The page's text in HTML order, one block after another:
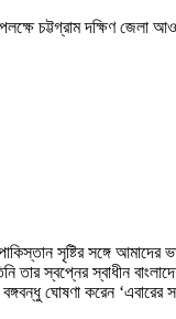
চট্টগ্রাম দক্ষিণ
সৃষ্টির সঙ্গে
তার স্বপ্নের স্বাধীন
ঘোষণা করেন